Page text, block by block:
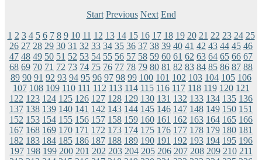
Start Previous Next End
1 2 3 4 5 6 7 8 9 10 11 12 13 14 15 16 17 18 19 20 21 22 23 24 25
26 27 28 29 30 31 32 33 34 35 36 37 38 39 40 41 42 43 44 45 46
47 48 49 50 51 52 53 54 55 56 57 58 59 60 61 62 63 64 65 66 67
68 69 70 71 72 73 74 75 76 77 78 79 80 81 82 83 84 85 86 87 88
89 90 91 92 93 94 95 96 97 98 99 100 101 102 103 104 105 106
107 108 109 110 111 112 113 114 115 116 117 118 119 120 121
122 123 124 125 126 127 128 129 130 131 132 133 134 135 136
137 138 139 140 141 142 143 144 145 146 147 148 149 150 151
152 153 154 155 156 157 158 159 160 161 162 163 164 165 166
167 168 169 170 171 172 173 174 175 176 177 178 179 180 181
182 183 184 185 186 187 188 189 190 191 192 193 194 195 196
197 198 199 200 201 202 203 204 205 206 207 208 209 210 211